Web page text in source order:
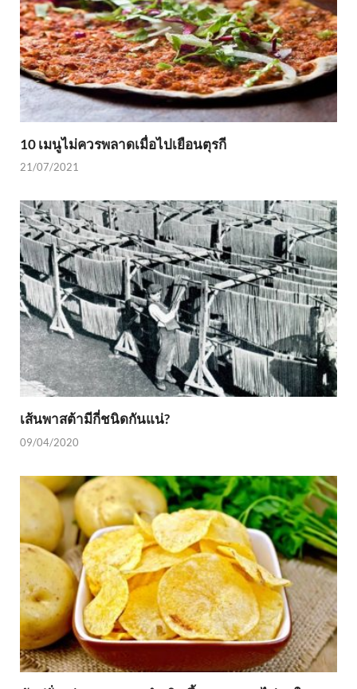
10 เมนูไม่ควรพลาดเมื่อไปเยือนตุรกี
21/07/2021
เส้นพาสต้ามีกี่ชนิดกันแน่?
09/04/2020